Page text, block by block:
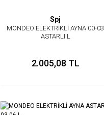
Spj
MONDEO ELEKTRİKLİ AYNA 00-03
ASTARLI L
2.005,08 TL